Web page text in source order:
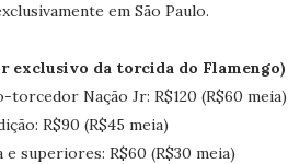
em São Paulo.
exclusivo da torcida do Flamengo)
Nação Jr: R$120 (R$60 meia)
R$90 (R$45 meia)
superiores: R$60 (R$30 meia)